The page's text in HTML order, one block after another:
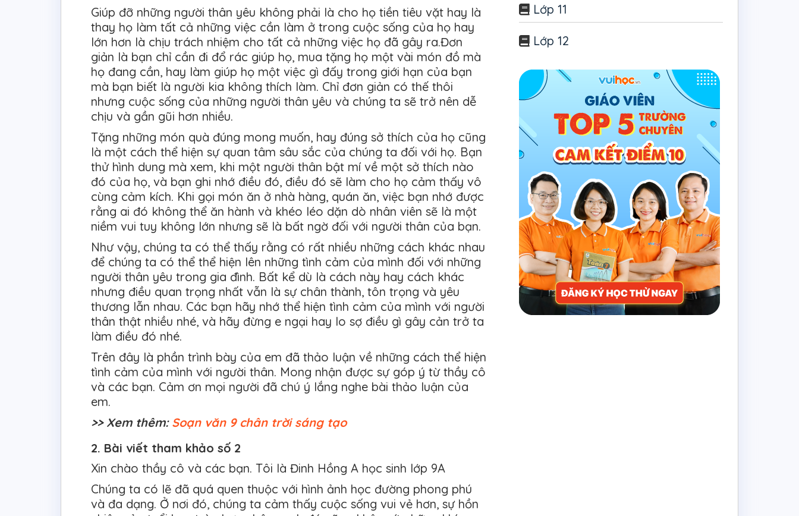
Giúp đỡ những người thân yêu không phải là cho họ tiền tiêu vặt hay là
thay họ làm tất cả những việc cần làm ở trong cuộc sống của họ hay
lớn hơn là chịu trách nhiệm cho tất cả những việc họ đã gây ra.Đơn
giản là bạn chỉ cần đi đổ rác giúp họ, mua tặng họ một vài món đồ mà
họ đang cần, hay làm giúp họ một việc gì đấy trong giới hạn của bạn
mà bạn biết là người kia không thích làm. Chỉ đơn giản có thế thôi
nhưng cuộc sống của những người thân yêu và chúng ta sẽ trở nên dễ
chịu và gần gũi hơn nhiều.
Tặng những món quà đúng mong muốn, hay đúng sở thích của họ cũng
là một cách thể hiện sự quan tâm sâu sắc của chúng ta đối với họ. Bạn
thử hình dung mà xem, khi một người thân bật mí về một sở thích nào
đó của họ, và bạn ghi nhớ điều đó, điều đó sẽ làm cho họ cảm thấy vô
cùng cảm kích. Khi gọi món ăn ở nhà hàng, quán ăn, việc bạn nhớ được
rằng ai đó không thể ăn hành và khéo léo dặn dò nhân viên sẽ là một
niềm vui tuy không lớn nhưng sẽ là bất ngờ đối với người thân của bạn.
Như vậy, chúng ta có thể thấy rằng có rất nhiều những cách khác nhau
để chúng ta có thể thể hiện lên những tình cảm của mình đối với những
người thân yêu trong gia đình. Bất kể dù là cách này hay cách khác
nhưng điều quan trọng nhất vẫn là sự chân thành, tôn trọng và yêu
thương lẫn nhau. Các bạn hãy nhớ thể hiện tình cảm của mình với người
thân thật nhiều nhé, và hãy đừng e ngại hay lo sợ điều gì gây cản trở ta
làm điều đó nhé.
Trên đây là phần trình bày của em đã thảo luận về những cách thể hiện
tình cảm của mình với người thân. Mong nhận được sự góp ý từ thầy cô
và các bạn. Cảm ơn mọi người đã chú ý lắng nghe bài thảo luận của
em.
>> Xem thêm: Soạn văn 9 chân trời sáng tạo
2. Bài viết tham khảo số 2
Xin chào thầy cô và các bạn. Tôi là Đinh Hồng A học sinh lớp 9A
Chúng ta có lẽ đã quá quen thuộc với hình ảnh học đường phong phú
và đa dạng. Ở nơi đó, chúng ta cảm thấy cuộc sống vui vẻ hơn, sự hồn
Lớp 11
Lớp 12